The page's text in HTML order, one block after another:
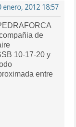
enero, 2012 18:57